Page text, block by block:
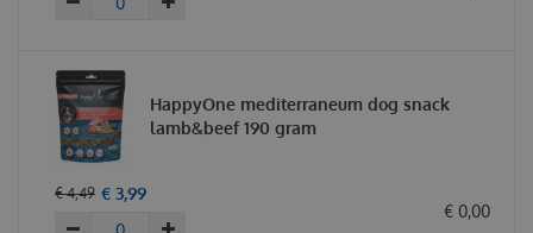
HappyOne mediterraneum dog snack
lamb&beef 190 gram
€ 4,49 € 3,99
€ 0,00